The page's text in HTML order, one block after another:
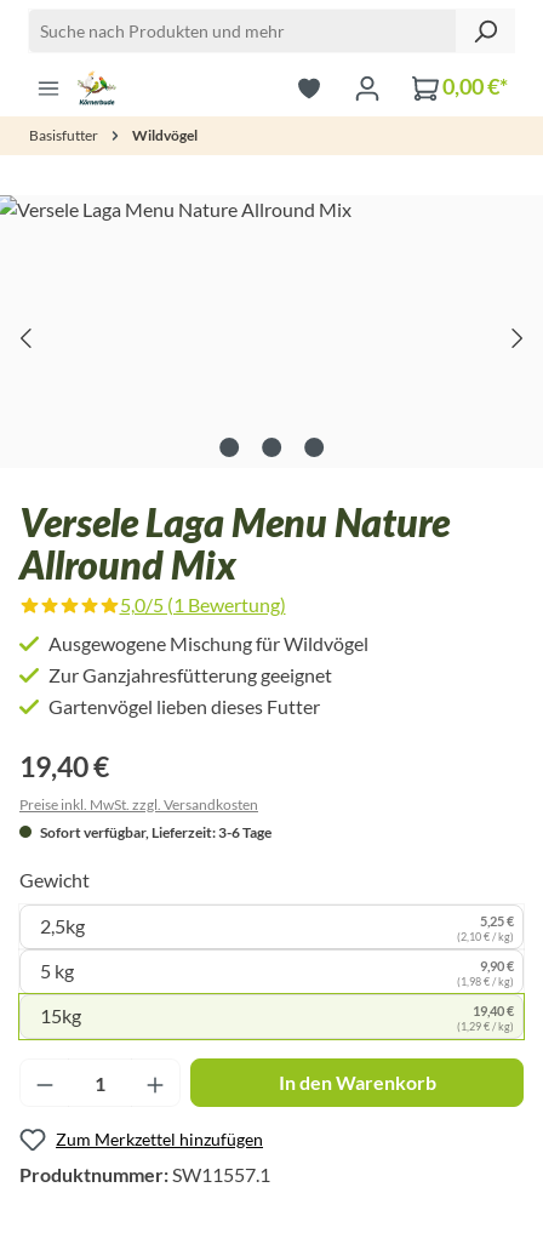
Zum Hauptinhalt springen
0,00 €*
Basisfutter Wildvögel
Bildergalerie überspringen
Versele Laga Menu Nature
Allround Mix
Durchschnittliche Bewertung von 5 von 5 Sternen
5,0/5 (1 Bewertung)
Ausgewogene Mischung für Wildvögel
Zur Ganzjahresfütterung geeignet
Gartenvögel lieben dieses Futter
19,40 €
Preise inkl. MwSt. zzgl. Versandkosten
Sofort verfügbar, Lieferzeit: 3-6 Tage
Gewicht
2,5kg
5,25 €
(2,10 € / kg)
5 kg 9,90 €
(1,98 € / kg)
15kg 19,40 €
(1,29 € / kg)
Produkt Anzahl: Gib den gewünschten
In den Warenkorb
Zum Merkzettel hinzufügen
Produktnummer:SW11557.1